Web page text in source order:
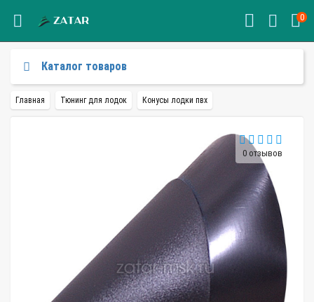
0
Каталог товаров
Главная Тюнинг для лодок Конусы лодки пвх
0 отзывов